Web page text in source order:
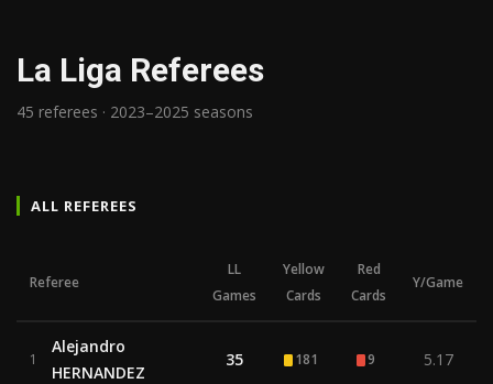
La Liga Referees
45 referees · 2023–2025 seasons
ALL REFEREES
Referee
LL
Games
Yellow
Cards
Red
Cards
Y/Game
1
Alejandro
HERNANDEZ
35 181 9 5.17